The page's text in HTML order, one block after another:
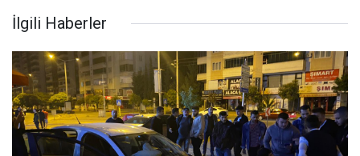
İlgili Haberler